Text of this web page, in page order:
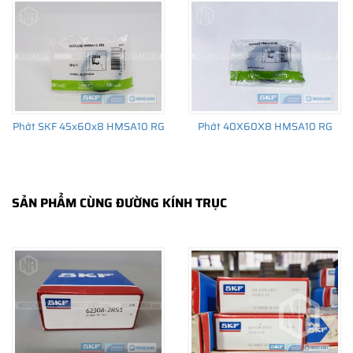
Phớt SKF 45x60x8 HMSA10 RG Phớt 40X60X8 HMSA10 RG
SẢN PHẨM CÙNG ĐƯỜNG KÍNH TRỤC